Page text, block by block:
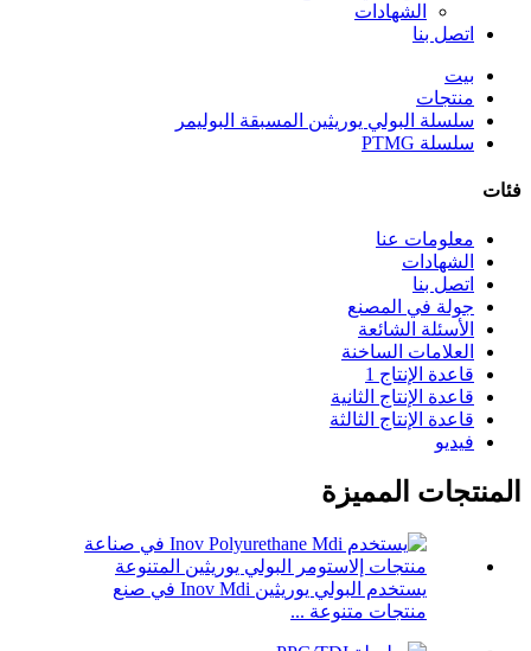
الشهادات
اتصل بنا
بيت
منتجات
سلسلة البولي يوريثين المسبقة البوليمر
سلسلة PTMG
فئات
معلومات عنا
الشهادات
اتصل بنا
جولة في المصنع
الأسئلة الشائعة
العلامات الساخنة
قاعدة الإنتاج 1
قاعدة الإنتاج الثانية
قاعدة الإنتاج الثالثة
فيديو
المنتجات المميزة
يستخدم البولي يوريثين Inov Mdi في صنع
منتجات متنوعة ...